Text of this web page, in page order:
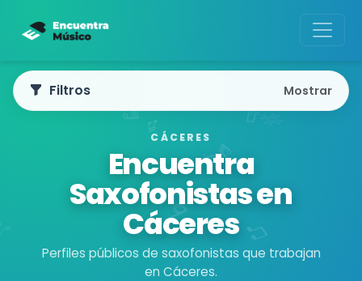
CÁCERES
Encuentra
Saxofonistas en
Cáceres
Perfiles públicos de saxofonistas que trabajan
en Cáceres.
Filtros Mostrar